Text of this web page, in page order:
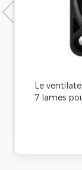
Le
7 lames